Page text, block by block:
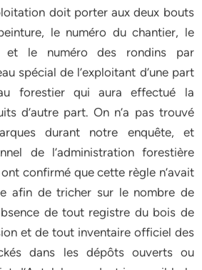
doit porter aux deux bouts
le numéro du chantier, le
et le numéro des rondins par
spécial de l’exploitant d’une part
forestier qui aura effectué la
d’autre part. On n’a pas trouvé
durant notre enquête, et
de l’administration forestière
confirmé que cette règle n’avait
afin de tricher sur le nombre de
de tout registre du bois de
et de tout inventaire officiel des
dans les dépôts ouverts ou